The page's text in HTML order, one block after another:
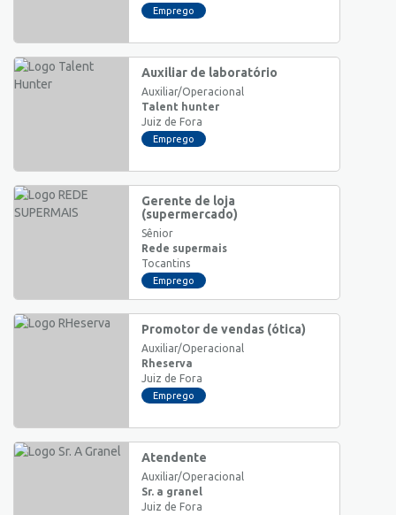
Emprego
Auxiliar de laboratório
Auxiliar/Operacional
Talent hunter
Juiz de Fora
Emprego
Gerente de loja
(supermercado)
Sênior
Rede supermais
Tocantins
Emprego
Promotor de vendas (ótica)
Auxiliar/Operacional
Rheserva
Juiz de Fora
Emprego
Atendente
Auxiliar/Operacional
Sr. a granel
Juiz de Fora